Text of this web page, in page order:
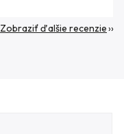
Zobraziť ďalšie recenzie